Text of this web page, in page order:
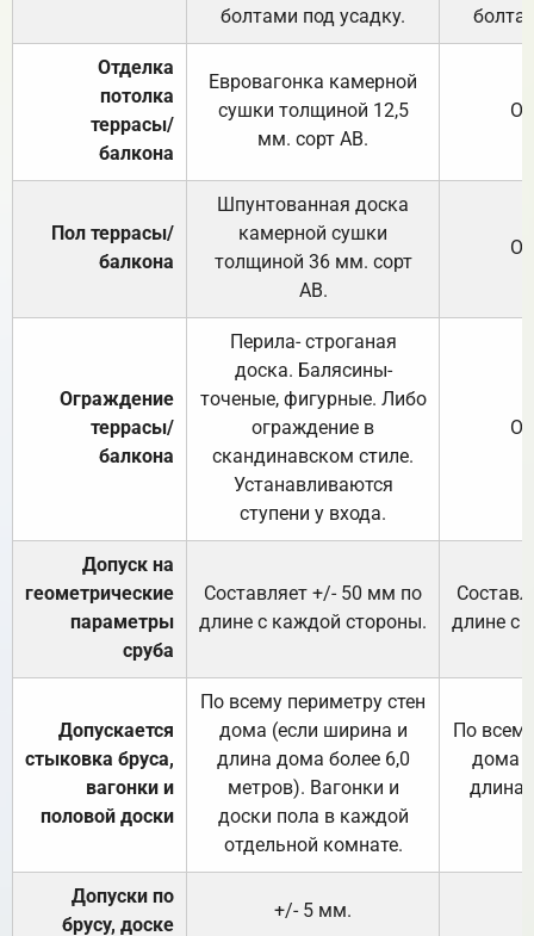
болтами под усадку.
Отделка
потолка
террасы/
балкона
Евровагонка камерной
сушки толщиной 12,5
мм. сорт АВ.
Пол террасы/
балкона
Шпунтованная доска
камерной сушки
толщиной 36 мм. сорт
АВ.
Ограждение
террасы/
балкона
Перила- строганая
доска. Балясины-
точеные, фигурные. Либо
ограждение в
скандинавском стиле.
Устанавливаются
ступени у входа.
Допуск на
геометрические
параметры
сруба
Составляет +/- 50 мм по
длине с каждой стороны.
длине с
Допускается
стыковка бруса,
вагонки и
половой доски
По всему периметру стен
дома (если ширина и
длина дома более 6,0
метров). Вагонки и
доски пола в каждой
отдельной комнате.
По
дома
длина
Допуски по
брусу, доске
+/- 5 мм.